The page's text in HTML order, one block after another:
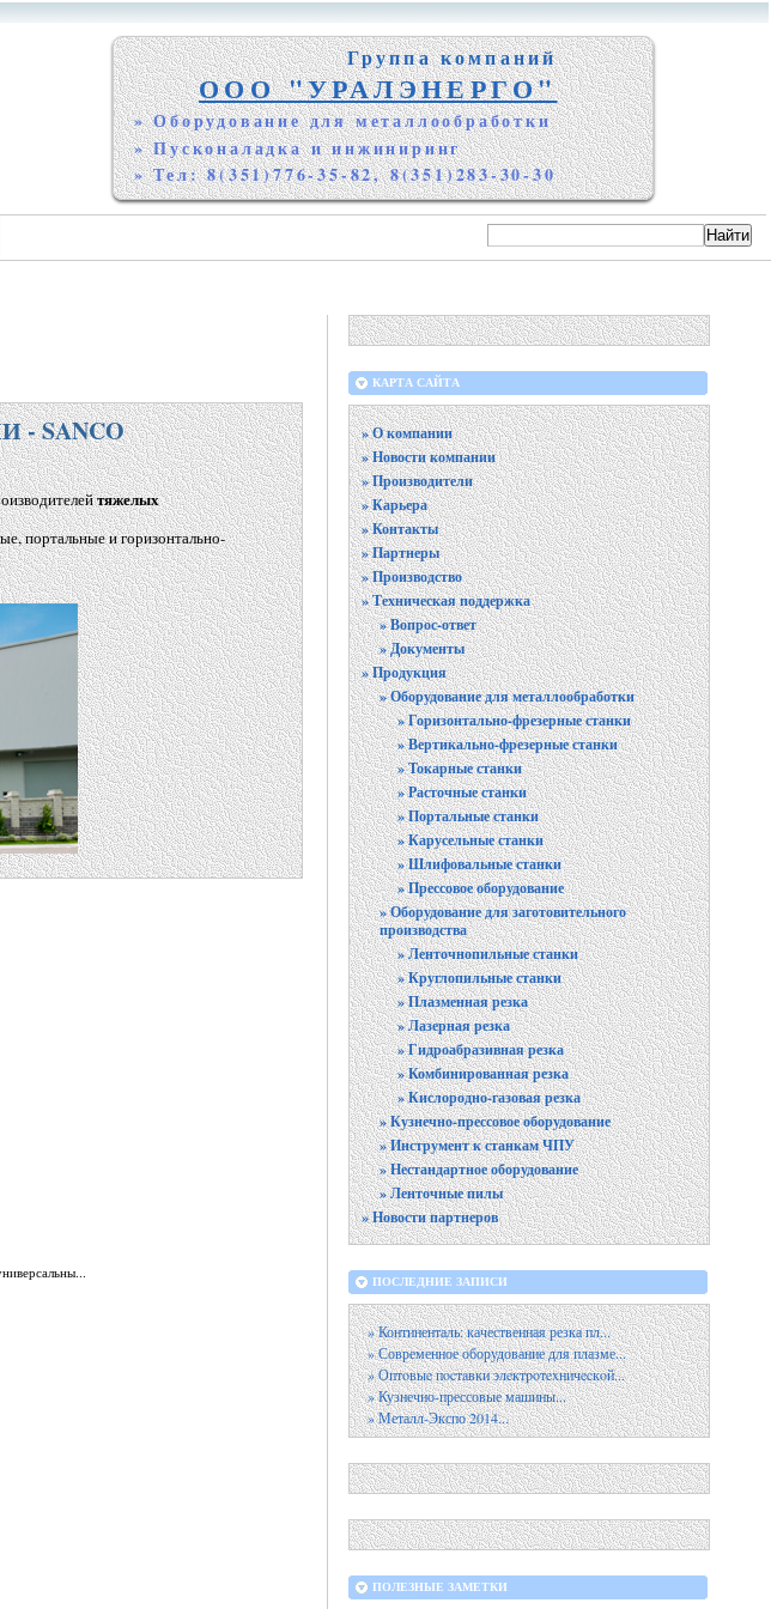
Группа компаний
ООО "УРАЛЭНЕРГО"
» Оборудование для металлообработки
» Пусконаладка и инжиниринг
» Тел: 8(351)776-35-82, 8(351)283-30-30
SANCO
тяжелых
портальные и горизонтально-
КАРТА САЙТА
» О компании
» Новости компании
» Производители
» Карьера
» Контакты
» Партнеры
» Производство
» Техническая поддержка
» Вопрос-ответ
» Документы
» Продукция
» Оборудование для металлообработки
» Горизонтально-фрезерные станки
» Вертикально-фрезерные станки
» Токарные станки
» Расточные станки
» Портальные станки
» Карусельные станки
» Шлифовальные станки
» Прессовое оборудование
» Оборудование для заготовительного
производства
» Ленточнопильные станки
» Круглопильные станки
» Плазменная резка
» Лазерная резка
» Гидроабразивная резка
» Комбинированная резка
» Кислородно-газовая резка
» Кузнечно-прессовое оборудование
» Инструмент к станкам ЧПУ
» Нестандартное оборудование
» Ленточные пилы
» Новости партнеров
ПОСЛЕДНИЕ ЗАПИСИ
» Континенталь: качественная резка пл...
» Современное оборудование для плазме...
» Оптoвыe пocтaвки элeктpoтexничecкoй...
» Кузнечно-прессовые машины...
» Металл-Экспо 2014...
ПОЛЕЗНЫЕ ЗАМЕТКИ